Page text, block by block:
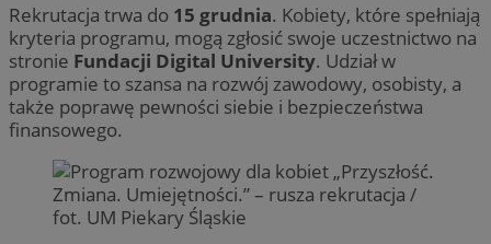
Rekrutacja trwa do 15 grudnia. Kobiety, które spełniają
kryteria programu, mogą zgłosić swoje uczestnictwo na
stronie Fundacji Digital University. Udział w
programie to szansa na rozwój zawodowy, osobisty, a
także poprawę pewności siebie i bezpieczeństwa
finansowego.